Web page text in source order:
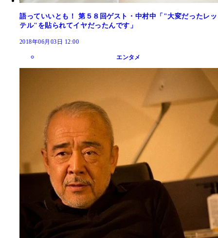
語っていいとも！ 第５８回ゲスト・中村中「"大変だったレッ
テル"を貼られてイヤだったんです」
2018年06月03日 12:00
エンタメ